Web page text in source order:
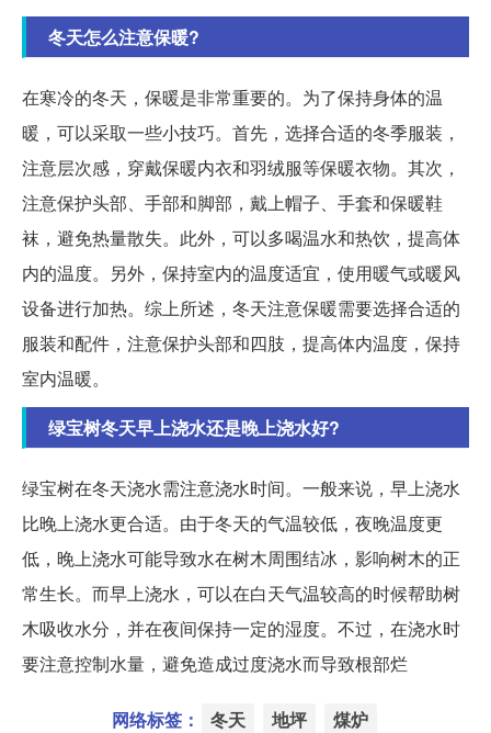
冬天怎么注意保暖?
在寒冷的冬天，保暖是非常重要的。为了保持身体的温
暖，可以采取一些小技巧。首先，选择合适的冬季服装，
注意层次感，穿戴保暖内衣和羽绒服等保暖衣物。其次，
注意保护头部、手部和脚部，戴上帽子、手套和保暖鞋
袜，避免热量散失。此外，可以多喝温水和热饮，提高体
内的温度。另外，保持室内的温度适宜，使用暖气或暖风
设备进行加热。综上所述，冬天注意保暖需要选择合适的
服装和配件，注意保护头部和四肢，提高体内温度，保持
室内温暖。
绿宝树冬天早上浇水还是晚上浇水好?
绿宝树在冬天浇水需注意浇水时间。一般来说，早上浇水
比晚上浇水更合适。由于冬天的气温较低，夜晚温度更
低，晚上浇水可能导致水在树木周围结冰，影响树木的正
常生长。而早上浇水，可以在白天气温较高的时候帮助树
木吸收水分，并在夜间保持一定的湿度。不过，在浇水时
要注意控制水量，避免造成过度浇水而导致根部烂
网络标签： 冬天 地坪 煤炉